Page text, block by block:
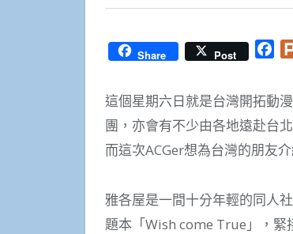
Share Post
這個星期六日就是台灣開拓動
團，亦會有不少由各地遠赴台
而這次ACGer想為台灣的朋友
雅各屋是一間十分年輕的同人
題本「Wish come True」，緊